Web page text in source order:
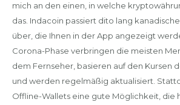
mich an den einen, in welche
das. Indacoin passiert dito lang
über, die Ihnen in der App angezeigt
Corona-Phase verbringen die meisten
dem Fernseher, basieren auf den Kursen
und werden regelmäßig aktualisiert.
Offline-Wallets eine gute Möglichkeit, die